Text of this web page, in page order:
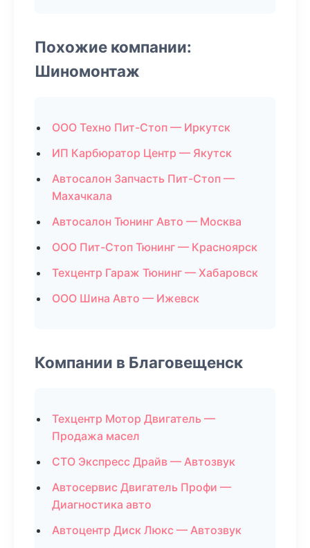
Похожие компании:
Шиномонтаж
ООО Техно Пит-Стоп — Иркутск
ИП Карбюратор Центр — Якутск
Автосалон Запчасть Пит-Стоп —
Махачкала
Автосалон Тюнинг Авто — Москва
ООО Пит-Стоп Тюнинг — Красноярск
Техцентр Гараж Тюнинг — Хабаровск
ООО Шина Авто — Ижевск
Компании в Благовещенск
Техцентр Мотор Двигатель —
Продажа масел
СТО Экспресс Драйв — Автозвук
Автосервис Двигатель Профи —
Диагностика авто
Автоцентр Диск Люкс — Автозвук